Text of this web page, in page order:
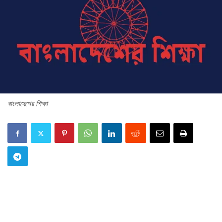
বাংলাদেশের শিক্ষা